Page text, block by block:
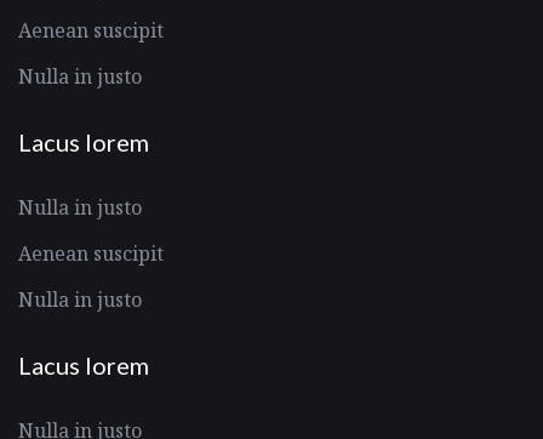
Aenean suscipit
Nulla in justo
Lacus lorem
Nulla in justo
Aenean suscipit
Nulla in justo
Lacus lorem
Nulla in justo